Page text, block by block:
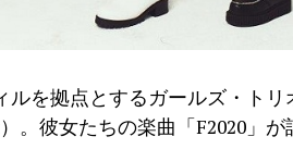
ルを拠点とするガールズ・ト
）。彼女たちの楽曲「F2020」が